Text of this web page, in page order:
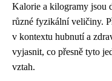
Kalorie a kilogramy jsou
různé fyzikální veličiny.
v kontextu hubnutí a
vyjasnit, co přesně tyto
vztah.